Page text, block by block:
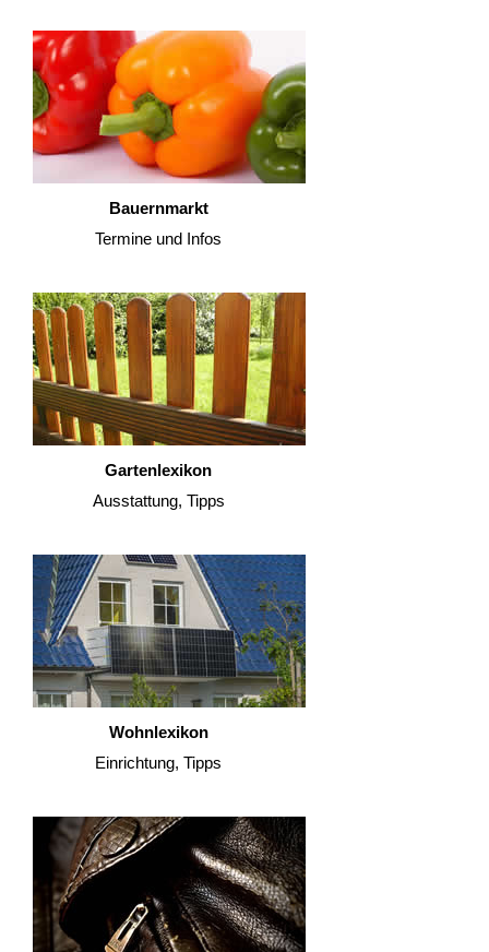
Bauernmarkt
Termine und Infos
Gartenlexikon
Ausstattung, Tipps
Wohnlexikon
Einrichtung, Tipps